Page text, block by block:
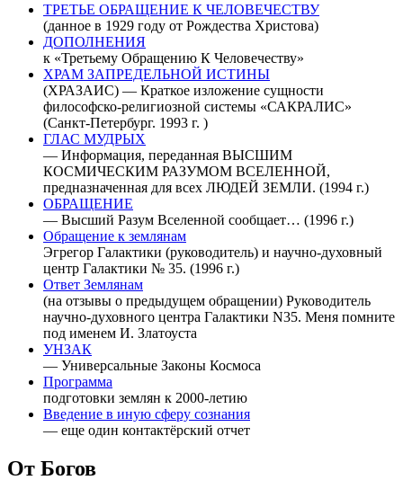
ТРЕТЬЕ ОБРАЩЕНИЕ К ЧЕЛОВЕЧЕСТВУ
(данное в 1929 году от Рождества Христова)
ДОПОЛНЕНИЯ
к «Третьему Обращению К Человечеству»
ХРАМ ЗАПРЕДЕЛЬНОЙ ИСТИНЫ
(ХРАЗАИС) — Краткое изложение сущности
философско-религиозной системы «САКРАЛИС»
(Санкт-Петеpбуpг. 1993 г. )
ГЛАС МУДРЫХ
— Информация, переданная ВЫСШИМ
КОСМИЧЕСКИМ РАЗУМОМ ВСЕЛЕННОЙ,
предназначенная для всех ЛЮДЕЙ ЗЕМЛИ. (1994 г.)
ОБРАЩЕНИЕ
— Высший Разум Вселенной сообщает… (1996 г.)
Обращение к землянам
Эгрегор Галактики (руководитель) и научно-духовный
центр Галактики № 35. (1996 г.)
Ответ Землянам
(на отзывы о предыдущем обращении) Руководитель
научно-духовного центра Галактики N35. Меня помните
под именем И. Златоуста
УНЗАК
— Универсальные Законы Космоса
Программа
подготовки землян к 2000-летию
Введение в иную сферу сознания
— еще один контактёрский отчет
От Богов